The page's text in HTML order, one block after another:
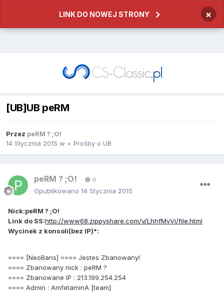
LINK DO NOWEJ STRONY ×
[UB]UB peRM
Przez peRM ? ;O!
14 Stycznia 2015 w + Prośby o UB
peRM ? ;O! 0
Opublikowano 14 Stycznia 2015
Nick:peRM ? ;O!
Link do SS:http://www68.zippyshare.com/v/LhhfMvVi/file.html
Wycinek z konsoli(bez IP)*:
==== [NeoBans] ==== Jestes Zbanowany!
==== Zbanowany nick : peRM ?
==== Zbanowane IP : 213.199.254.254
==== Admin : AmfetaminA [team]